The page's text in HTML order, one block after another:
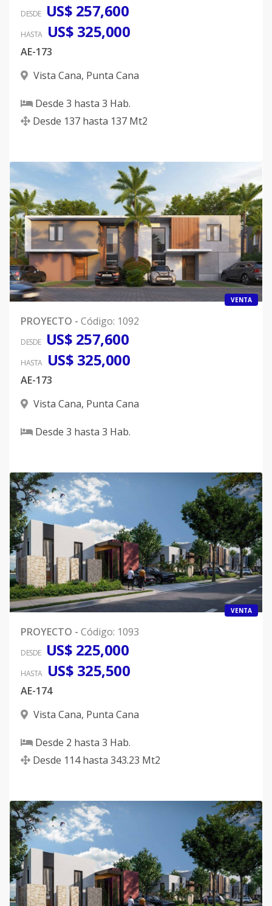
DESDE US$ 257,600
HASTA US$ 325,000
AE-173
Vista Cana, Punta Cana
Desde 3 hasta 3 Hab.
Desde 137 hasta 137 Mt2
VENTA
PROYECTO - Código: 1092
DESDE US$ 257,600
HASTA US$ 325,000
AE-173
Vista Cana, Punta Cana
Desde 3 hasta 3 Hab.
VENTA
PROYECTO - Código: 1093
DESDE US$ 225,000
HASTA US$ 325,500
AE-174
Vista Cana, Punta Cana
Desde 2 hasta 3 Hab.
Desde 114 hasta 343.23 Mt2